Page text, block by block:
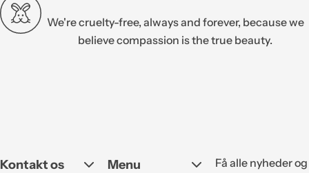
We're cruelty-free, always and forever, because we
believe compassion is the true beauty.
Kontakt os Menu
Få alle nyheder og